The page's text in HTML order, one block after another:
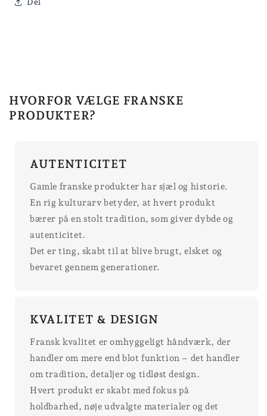
Del
HVORFOR VÆLGE FRANSKE
PRODUKTER?
AUTENTICITET
Gamle franske produkter har sjæl og historie.
En rig kulturarv betyder, at hvert produkt
bærer på en stolt tradition, som giver dybde og
autenticitet.
Det er ting, skabt til at blive brugt, elsket og
bevaret gennem generationer.
KVALITET & DESIGN
Fransk kvalitet er omhyggeligt håndværk, der
handler om mere end blot funktion – det handler
om tradition, detaljer og tidløst design.
Hvert produkt er skabt med fokus på
holdbarhed, nøje udvalgte materialer og det